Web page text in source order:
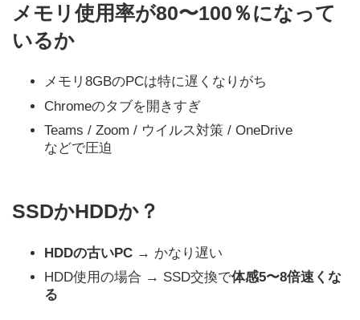
メモリ使用率が80〜100％になって
いるか
メモリ8GBのPCは特に遅くなりがち
Chromeのタブを開きすぎ
Teams / Zoom / ウイルス対策 / OneDrive
などで圧迫
SSDかHDDか？
HDDの古いPC → かなり遅い
HDD使用の場合 → SSD交換で体感5〜8倍速くな
る